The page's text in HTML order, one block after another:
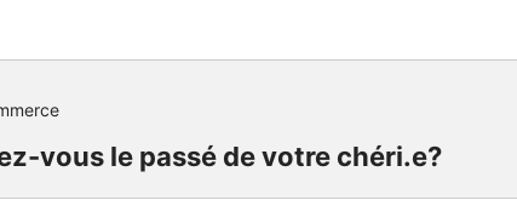
vous le passé de votre chéri.e?